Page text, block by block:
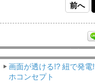
前へ
画面が透ける!? 紐で発
ホコンセプト